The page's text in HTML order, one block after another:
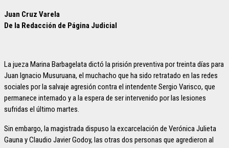
Juan Cruz Varela
De la Redacción de Página Judicial
La jueza Marina Barbagelata dictó la prisión preventiva por treinta días para
Juan Ignacio Musuruana, el muchacho que ha sido retratado en las redes
sociales por la salvaje agresión contra el intendente Sergio Varisco, que
permanece internado y a la espera de ser intervenido por las lesiones
sufridas el último martes.
Sin embargo, la magistrada dispuso la excarcelación de Verónica Julieta
Gauna y Claudio Javier Godoy, las otras dos personas que agredieron al